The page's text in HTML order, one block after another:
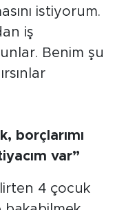
istiyorum.
iş
Benim şu
borçlarımı
var”
4 çocuk